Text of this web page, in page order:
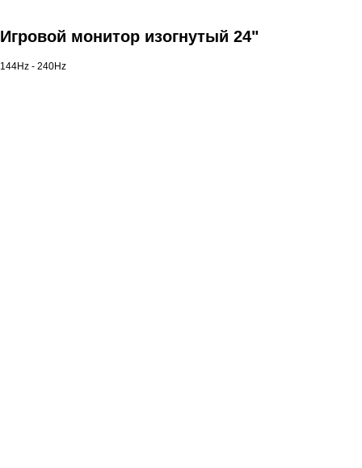
Игровой монитор изогнутый 24"
144Hz - 240Hz